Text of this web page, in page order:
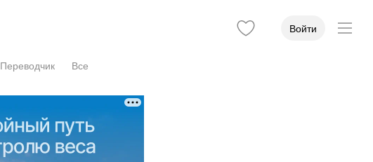
Войти
Переводчик Все